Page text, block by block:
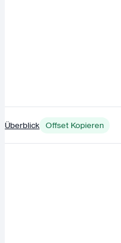
Überblick Offset Kopieren